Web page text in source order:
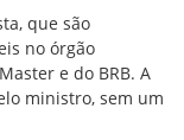
que são
no órgão
e do BRB. A
ministro, sem um